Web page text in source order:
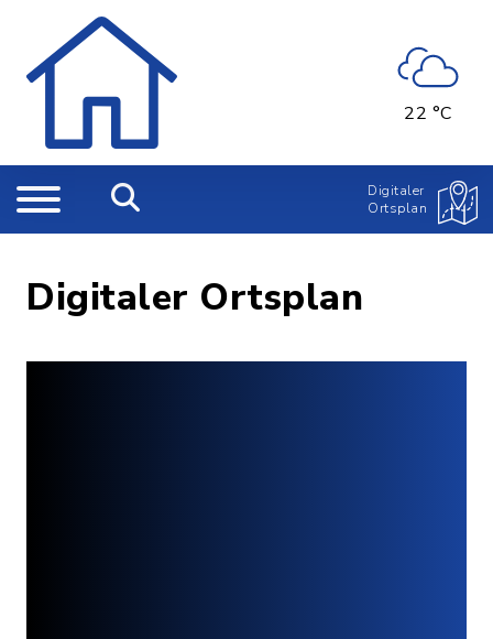
22 °C
Digitaler
Ortsplan
Digitaler Ortsplan